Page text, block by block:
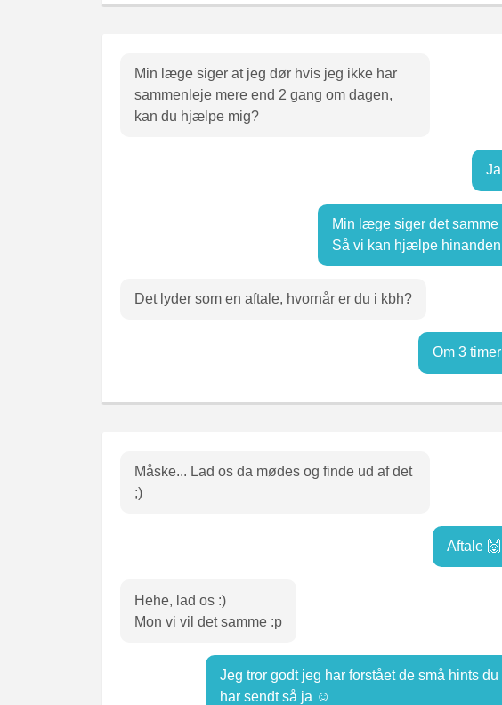
Min læge siger at jeg dør hvis jeg ikke har
sammenleje mere end 2 gang om dagen,
kan du hjælpe mig?
Ja
Min læge siger det samme
Så vi kan hjælpe hinanden
Det lyder som en aftale, hvornår er du i kbh?
Om 3 timer
Måske... Lad os da mødes og finde ud af det
;)
Aftale 🙌
Hehe, lad os :)
Mon vi vil det samme :p
Jeg tror godt jeg har forstået de små hints du
har sendt så ja ☺